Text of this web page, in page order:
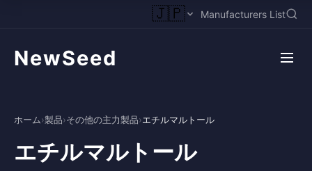
🇯🇵 Manufacturers List
NewSeed
ホーム›製品›その他の主力製品›エチルマルトール
エチルマルトール